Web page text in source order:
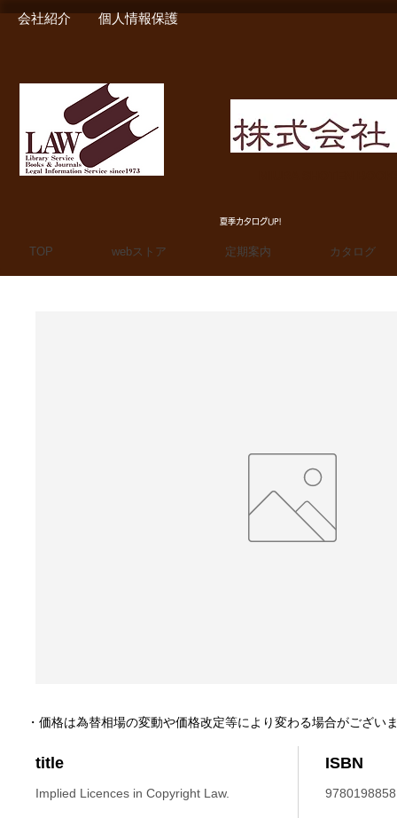
会社紹介 個人情報保護
夏季カタログUP!
TOP webストア 定期案内 カタログ
title
Implied Licences in Copyright Law.
ISBN
・価格は為替相場の変動や価格改定等により変わる場合がござい